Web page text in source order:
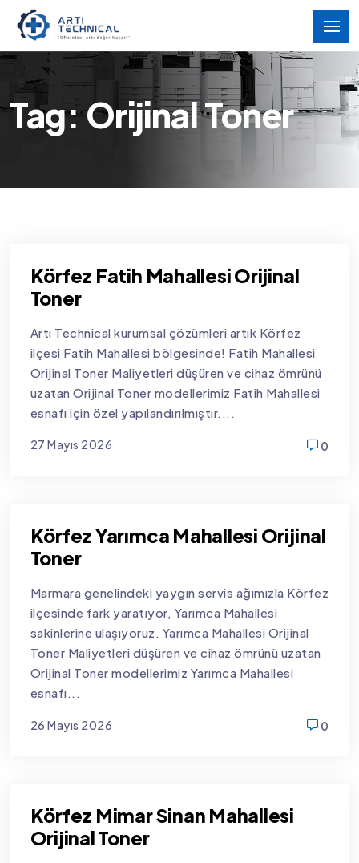
Tag: Orijinal Toner
Körfez Fatih Mahallesi Orijinal
Toner
Artı Technical kurumsal çözümleri artık Körfez
ilçesi Fatih Mahallesi bölgesinde! Fatih Mahallesi
Orijinal Toner Maliyetleri düşüren ve cihaz ömrünü
uzatan Orijinal Toner modellerimiz Fatih Mahallesi
esnafı için özel yapılandırılmıştır....
27 Mayıs 2026
0
Körfez Yarımca Mahallesi Orijinal
Toner
Marmara genelindeki yaygın servis ağımızla Körfez
ilçesinde fark yaratıyor, Yarımca Mahallesi
sakinlerine ulaşıyoruz. Yarımca Mahallesi Orijinal
Toner Maliyetleri düşüren ve cihaz ömrünü uzatan
Orijinal Toner modellerimiz Yarımca Mahallesi
esnafı...
26 Mayıs 2026
0
Körfez Mimar Sinan Mahallesi
Orijinal Toner